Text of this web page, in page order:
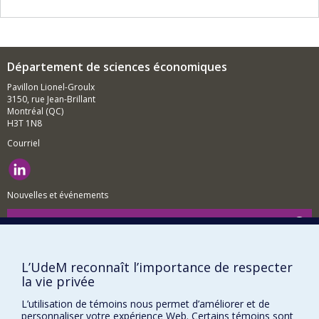
Département de sciences économiques
Pavillon Lionel-Groulx
3150, rue Jean-Brillant
Montréal (QC)
H3T 1N8
Courriel
Nouvelles et événements
Comment soutenir le Département?
Plan du site
Signaler une erreur
Accessibilité
L’UdeM reconnaît l’importance de respecter
la vie privée
L’utilisation de témoins nous permet d’améliorer et de
personnaliser votre expérience Web. Certains témoins sont